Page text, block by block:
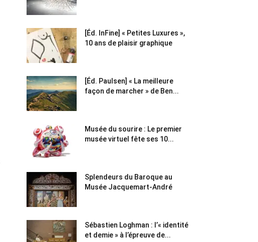
[Éd. InFine] « Petites Luxures »,
10 ans de plaisir graphique
[Éd. Paulsen] « La meilleure
façon de marcher » de Ben...
Musée du sourire : Le premier
musée virtuel fête ses 10...
Splendeurs du Baroque au
Musée Jacquemart-André
Sébastien Loghman : l’« identité
et demie » à l’épreuve de...